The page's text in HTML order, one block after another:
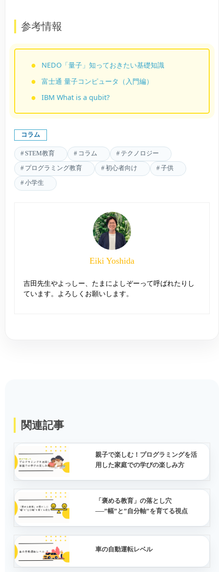
参考情報
NEDO「量子」知っておきたい基礎知識
富士通 量子コンピュータ（入門編）
IBM What is a qubit?
コラム
STEM教育 コラム テクノロジー
プログラミング教育 初心者向け 子供
小学生
Eiki Yoshida
吉田先生やよっしー、たまによしぞーって呼ばれたりし
ています。よろしくお願いします。
関連記事
親子で楽しむ！プログラミングを活
用した家庭での学びの楽しみ方
「褒める教育」の落とし穴
──”幅”と”自分軸”を育てる視点
車の自動運転レベル